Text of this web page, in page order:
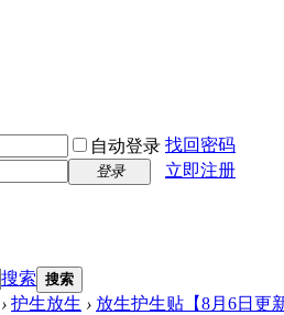
自动登录 找回密码
登录
立即注册
搜索 搜索
› 护生放生 › 放生护生贴【8月6日更